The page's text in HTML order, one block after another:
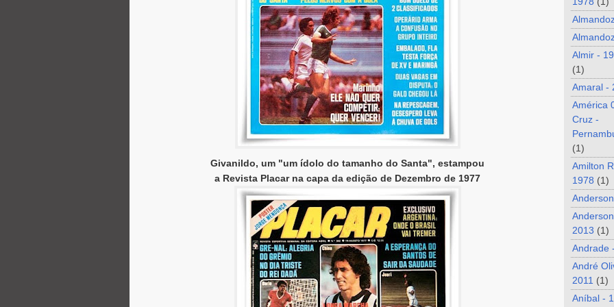
Givanildo, um "um ídolo do tamanho do Santa", estampou
a Revista Placar na capa da edição de Dezembro de 1977
Almir -
(1)
Amaral -
América
Cruz -
(1)
Amilton
1978 (1)
2013 (1)
Andrade
André
2011 (1)
Aníbal -